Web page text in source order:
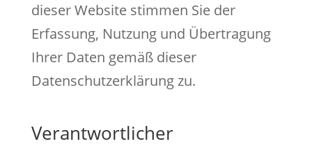
dieser Website stimmen Sie der
Erfassung, Nutzung und Übertragung
Ihrer Daten gemäß dieser
Datenschutzerklärung zu.
Verantwortlicher